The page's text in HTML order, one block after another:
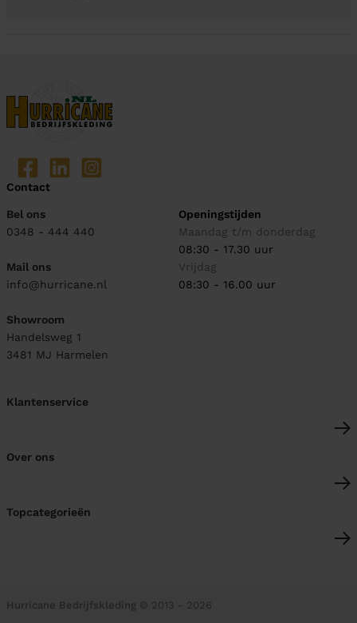
Contact
Bel ons
0348 - 444 440
Mail ons
info@hurricane.nl
Showroom
Handelsweg 1
3481 MJ Harmelen
Openingstijden
Maandag t/m donderdag
08:30 - 17.30 uur
Vrijdag
08:30 - 16.00 uur
Klantenservice
Over ons
Topcategorieën
Hurricane Bedrijfskleding © 2013 - 2026